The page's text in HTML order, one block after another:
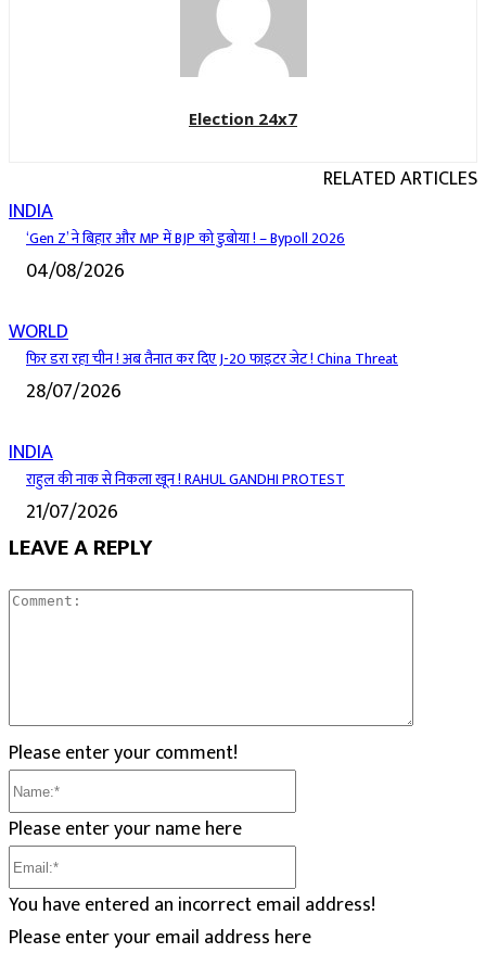
Election 24x7
RELATED ARTICLES
INDIA
‘Gen Z’ ने बिहार और MP में BJP को डुबोया ! – Bypoll 2026
04/08/2026
WORLD
फिर डरा रहा चीन ! अब तैनात कर दिए J-20 फाइटर जेट ! China Threat
28/07/2026
INDIA
राहुल की नाक से निकला खून ! RAHUL GANDHI PROTEST
21/07/2026
LEAVE A REPLY
Please enter your comment!
Please enter your name here
You have entered an incorrect email address!
Please enter your email address here